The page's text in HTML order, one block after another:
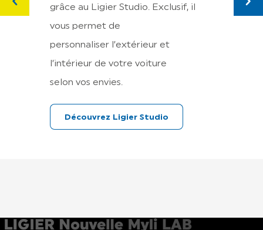
grâce au Ligier Studio. Exclusif, il
vous permet de
personnaliser l’extérieur et
l’intérieur de votre voiture
selon vos envies.
Découvrez Ligier Studio
A